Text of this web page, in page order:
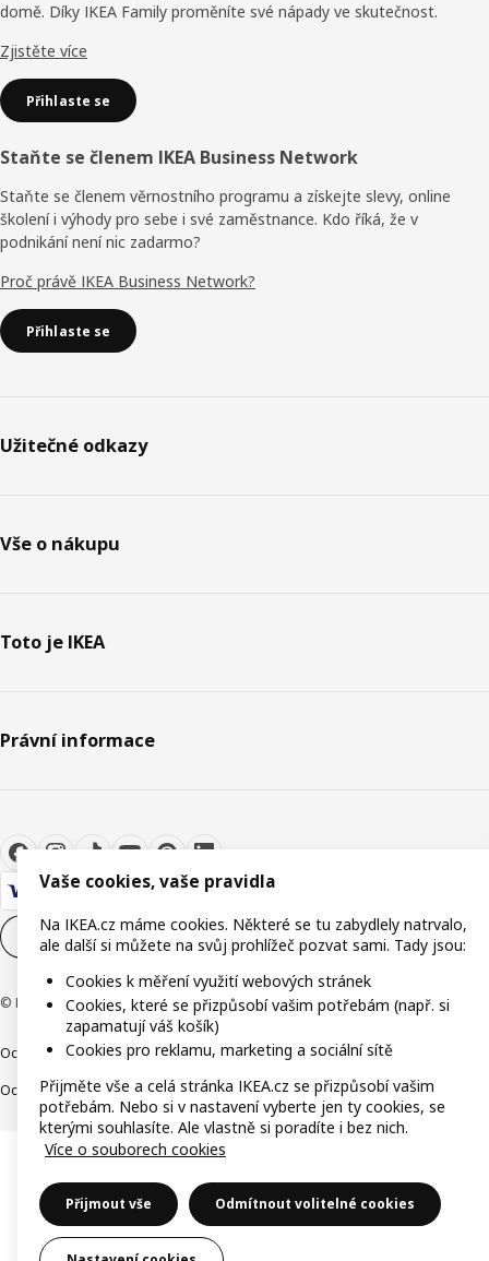
domě. Díky IKEA Family proměníte své nápady ve skutečnost.
Zjistěte více
Přihlaste se
Staňte se členem IKEA Business Network
Staňte se členem věrnostního programu a získejte slevy, online
školení i výhody pro sebe i své zaměstnance. Kdo říká, že v
podnikání není nic zadarmo?
Proč právě IKEA Business Network?
Přihlaste se
Užitečné odkazy
Vše o nákupu
Toto je IKEA
Právní informace
Nastavení souborů cookie
© Inter IKEA Systems B.V. 1999-2026
Ochrana osobních údajů CookiesSpolečně bezpečněDigitální přístupnost
Ochrana Oznamovatelů
Vaše cookies, vaše pravidla
Na IKEA.cz máme cookies. Některé se tu zabydlely natrvalo,
ale další si můžete na svůj prohlížeč pozvat sami. Tady jsou:
Cookies k měření využití webových stránek
Cookies, které se přizpůsobí vašim potřebám (např. si
zapamatují váš košík)
Cookies pro reklamu, marketing a sociální sítě
Přijměte vše a celá stránka IKEA.cz se přizpůsobí vašim
potřebám. Nebo si v nastavení vyberte jen ty cookies, se
kterými souhlasíte. Ale vlastně si poradíte i bez nich.
Více o souborech cookies
Přijmout vše Odmítnout volitelné cookies